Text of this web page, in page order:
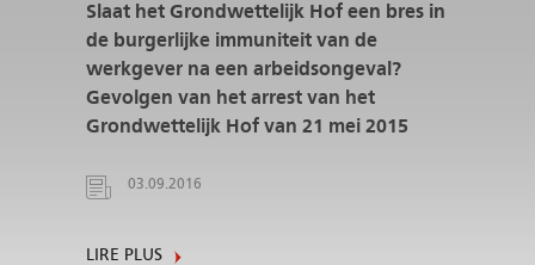
Slaat het Grondwettelijk Hof een bres in
de burgerlijke immuniteit van de
werkgever na een arbeidsongeval?
Gevolgen van het arrest van het
Grondwettelijk Hof van 21 mei 2015
03.09.2016
LIRE PLUS